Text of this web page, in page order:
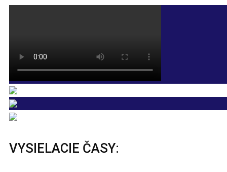
VYSIELACIE ČASY: